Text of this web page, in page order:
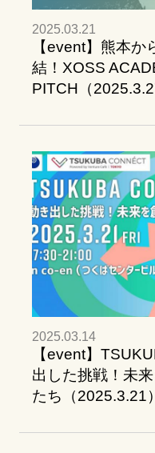
2025.03.21
【event】熊本
結！XOSS
PITCH（
2025.03.14
【event】
出した挑戦！未
たち（2025.3.21）